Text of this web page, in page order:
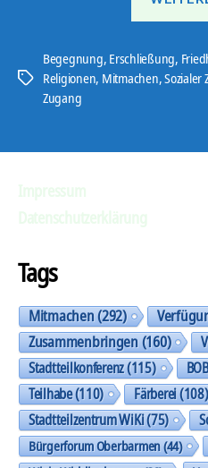
Schlagwörter
Begegnung, Erschließung,
Religionen, Mitmachen,Sozialer
Zugang
Tags
Mitmachen(292)
Zusammenbringen(160)
Stadtteilkonferenz(115)
Teilhabe(110) Färberei(108)
Stadtteilzentrum WiKi(75)
Bürgerforum Oberbarmen(44)